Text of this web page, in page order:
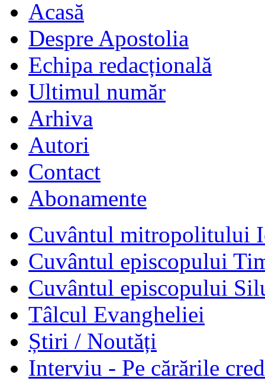
Acasă
Despre Apostolia
Echipa redacțională
Ultimul număr
Arhiva
Autori
Contact
Abonamente
Cuvântul mitropolitului
Cuvântul episcopului
Cuvântul episcopului
Tâlcul Evangheliei
Știri / Noutăți
Interviu - Pe cărările